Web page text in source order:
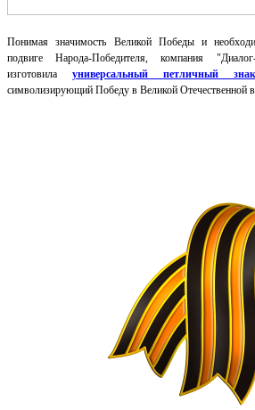
Понимая значимость Великой Победы и
подвиге Народа-Победителя, компания
изготовила универсальный петличный
символизирующий Победу в Великой Отечественной